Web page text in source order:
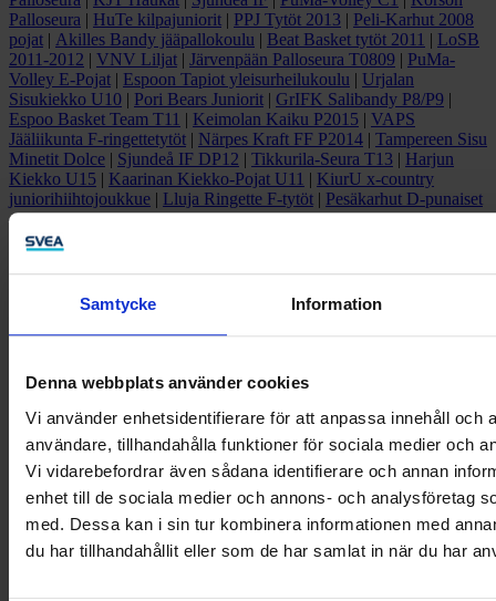
Samtycke Information
Denna webbplats använder cookies
Vi använder enhetsidentifierare för att anpassa innehåll och
användare, tillhandahålla funktioner för sociala medier och
Vi vidarebefordrar även sådana identifierare och annan
enhet till de sociala medier och annons- och analysföretag
med. Dessa kan i sin tur kombinera informationen med
du har tillhandahållit eller som de har samlat in när du har
Palloseura | HuTe kilpajuniorit | PPJ Tytöt 2013 | Peli-Karhut 2008
pojat | Akilles Bandy jääpallokoulu | Beat Basket tytöt 2011 | LoSB
2011-2012 | VNV Liljat | Järvenpään Palloseura T0809 | PuMa-
Volley E-Pojat | Espoon Tapiot yleisurheilukoulu | Urjalan
Sisukiekko U10 | Pori Bears Juniorit | GrIFK Salibandy P8/P9 |
Espoo Basket Team T11 | Keimolan Kaiku P2015 | VAPS
Jääliikunta F-ringettetytöt | Närpes Kraft FF P2014 | Tampereen Sisu
Minetit Dolce | Sjundeå IF DP12 | Tikkurila-Seura T13 | Harjun
Kiekko U15 | Kaarinan Kiekko-Pojat U11 | KiurU x-country
juniorihiihtojoukkue | Lluja Ringette F-tytöt | Pesäkarhut D-punaiset
Yritykset
Kuluttajat
Facebook
Linkedin
Twitter
Instagram
Yritykset